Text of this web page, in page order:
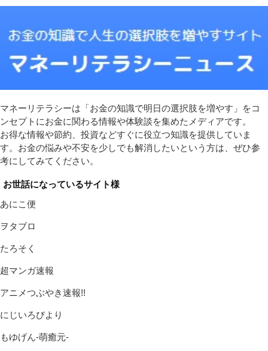
マネーリテラシーは「お金の知識で明日の選択肢を増やす」をコ
ンセプトにお金に関わる情報や体験談を集めたメディアです。
お得な情報や節約、投資などすぐに役立つ知識を提供していま
す。お金の悩みや不安を少しでも解消したいという方は、ぜひ参
考にしてみてください。
お世話になっているサイト様
あにこ便
ヲタブロ
たろそく
超マンガ速報
アニメつぶやき速報!!
にじいろびより
もゆげん-萌癒元-